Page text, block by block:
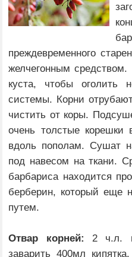
преждевременного
желчегонным
куста, чтобы оголить
системы. Корни
чистить от коры.
очень толстые корешки
вдоль пополам. Сушат
под навесом на ткани.
барбариса находится
берберин, который еще
путем.
Отвар корней: 2 ч.л.
заварить 400мл